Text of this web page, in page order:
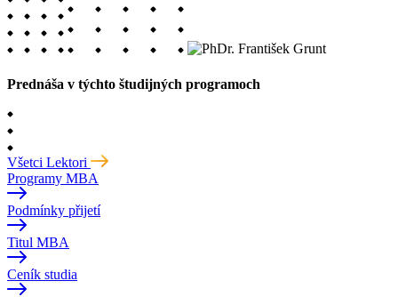
Prednáša v týchto študijných programoch
Všetci Lektori
Programy MBA
Podmínky přijetí
Titul MBA
Ceník studia